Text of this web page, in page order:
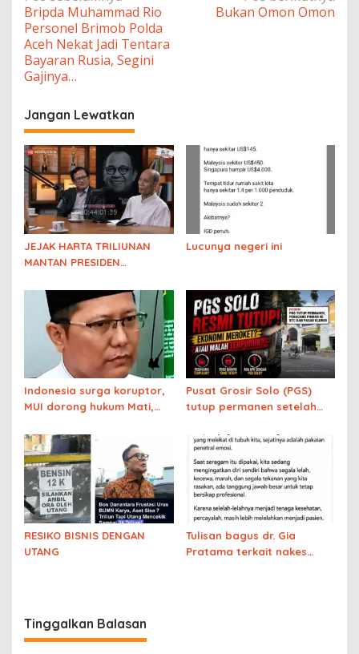
pos
Bripda Muhammad Rio
Personel Brimob Polda
Aceh Nekat Jadi Tentara
Bayaran Rusia, Segini
Gajinya…
Bukan Omon Omon
Jangan Lewatkan
JEJAK HARTA TRILIUNAN
MANTAN PRESIDEN
Pengamat soal
Kejanggalan Harta
Keluarga Solo
Lucunya negeri ini
Indonesia surga koruptor,
MUI dorong hukum Mati,
Pusat Grosir Solo (PGS)
tutup permanen setelah
tahun. Ekonomi meroket?
RESIKO BISNIS DENGAN
UTANG
Tulisan bagus dr. Gia
Pratama terkait nakes
Tinggalkan Balasan